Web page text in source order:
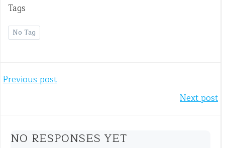
Tags
No Tag
Post
Previous post
navigation
Next post
NO RESPONSES YET